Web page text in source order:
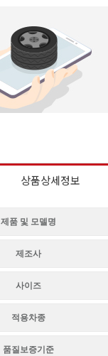
상품상세정보
제품 및 모델명
제조사
사이즈
적용차종
품질보증기준